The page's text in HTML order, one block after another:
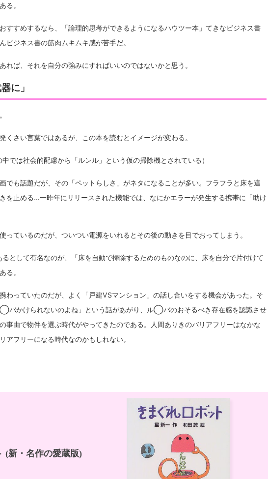
る。
すすめするなら、「論理的思考ができるようになるハウツー本」てきなビジネス書
ビジネス書の筋肉ムキムキ感が苦手だ。
れば、それを自分の強みにすればいいのではないかと思う。
に」
くさい言葉ではあるが、この本を読むとイメージが変わる。
では社会的配慮から「ルンル」という仮の掃除機とされている）
でも話題だが、その「ペットらしさ」がネタになることが多い。フラフラと床を這
を止める…一昨年にリリースされた機能では、なにかエラーが発生する携帯に「助け
っているのだが、ついつい電源をいれるとその後の動きを目でおってしまう。
として有名なのが、「床を自動で掃除するためのものなのに、床を自分で片付けて
る。
わっていたのだが、よく「戸建VSマンション」の話し合いをする機会があった。そ
バかけられないのよね」という話があがり、ル◯バのおそるべき存在感を認識させ
事由で物件を選ぶ時代がやってきたのである。人間ありきのバリアフリーはなかな
アフリーになる時代なのかもしれない。